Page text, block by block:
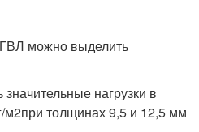
можно выделить
нагрузки в
м2при толщинах 9,5 и 12,5 мм